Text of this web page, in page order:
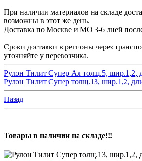
При наличии материалов на складе
возможны в этот же день.
Доставка по Москве и МО 3-6 дней
Сроки доставки в регионы через
уточняйте у перевозчика.
Рулон Тилит Супер Ал толщ.5, шир.1,2,
Рулон Тилит Супер толщ.13, шир.1,2,
Назад
Товары в наличии на складе!!!